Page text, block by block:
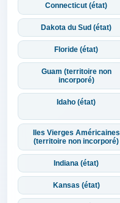
Connecticut (état)
Dakota du Sud (état)
Floride (état)
Guam (territoire non
incorporé)
Idaho (état)
Iles Vierges Américaines
(territoire non incorporé)
Indiana (état)
Kansas (état)